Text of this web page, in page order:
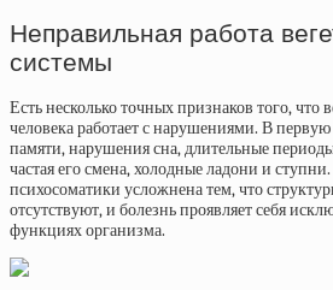
Неправильная работа
системы
Есть несколько точных признаков того, что
человека работает с нарушениями. В
памяти, нарушения сна, длительные
частая его смена, холодные ладони и
психосоматики усложнена тем, что
отсутствуют, и болезнь проявляет себя
функциях организма.